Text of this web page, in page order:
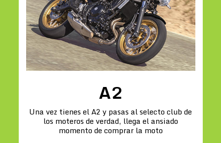
A2
Una vez tienes el A2 y pasas al selecto club de
los moteros de verdad, llega el ansiado
momento de comprar la moto